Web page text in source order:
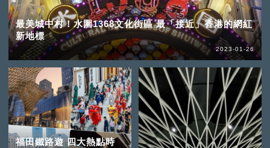
最美城中村！水圍1368文化街區 最「接近」香港的網紅
新地標
2023-01-26
福田鐵路遊 四大熱點時